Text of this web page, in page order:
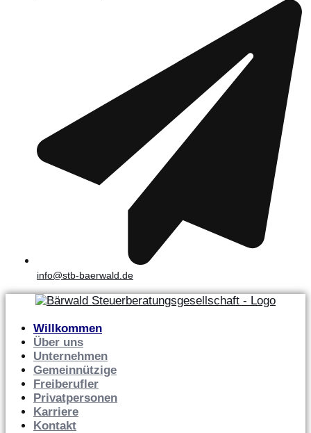
info@stb-baerwald.de
Willkommen
Über uns
Unternehmen
Gemeinnützige
Freiberufler
Privatpersonen
Karriere
Kontakt